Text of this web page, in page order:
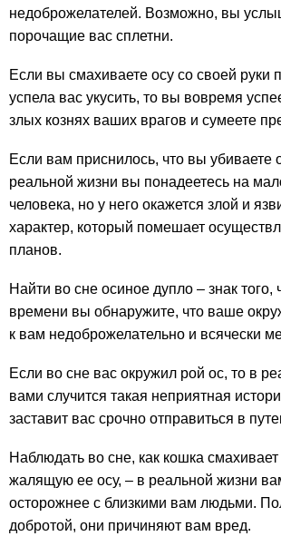
недоброжелателей. Возможно, вы
порочащие вас сплетни.
Если вы смахиваете осу со своей руки
успела вас укусить, то вы вовремя
злых кознях ваших врагов и сумеете
Если вам приснилось, что вы убиваете
реальной жизни вы понадеетесь на
человека, но у него окажется злой и
характер, который помешает
планов.
Найти во сне осиное дупло – знак того,
времени вы обнаружите, что ваше
к вам недоброжелательно и всячески
Если во сне вас окружил рой ос, то в
вами случится такая неприятная
заставит вас срочно отправиться в
Наблюдать во сне, как кошка смахивает
жалящую ее осу, – в реальной жизни
осторожнее с близкими вам людьми.
добротой, они причиняют вам вред.